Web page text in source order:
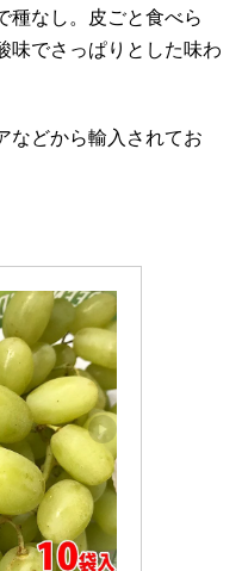
種なし。皮ごと食べら
味でさっぱりとした味わ
などから輸入されてお